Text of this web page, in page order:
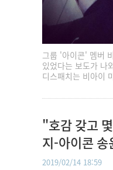
그룹 '아이콘' 멤버
있었다는 보도가 나
디스패치는 비아이
"호감 갖고
지-아이콘
장
2019/02/14 18:59